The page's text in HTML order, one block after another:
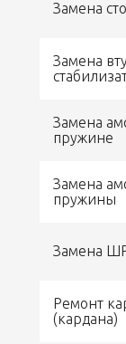
Замена
Замена
Замена
пружине
Замена
пружины
Замена
Ремонт
(кардана)